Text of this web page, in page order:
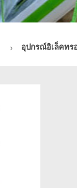
อุปกรณ์อิเล็คทร